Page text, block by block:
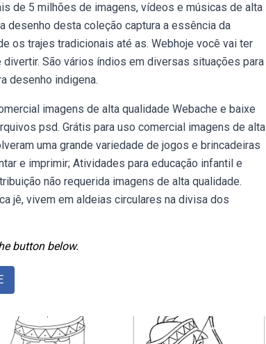
de 5 milhões de imagens, vídeos e músicas de alta
desenho desta coleção captura a essência da
os trajes tradicionais até as. Webhoje você vai ter
São vários índios em diversas situações para
desenho indigena.
imagens de alta qualidade Webache e baixe
psd. Grátis para uso comercial imagens de alta
uma grande variedade de jogos e brincadeiras
e imprimir; Atividades para educação infantil e
não requerida imagens de alta qualidade.
jê, vivem em aldeias circulares na divisa dos
button below.